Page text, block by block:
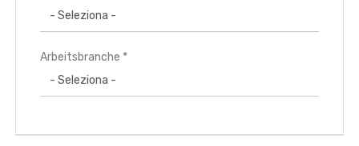
Arbeitsbranche *